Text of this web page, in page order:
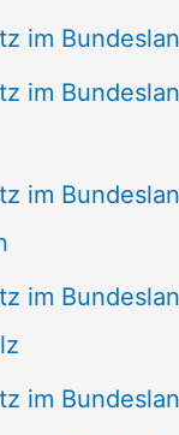
im
im
im
im
im